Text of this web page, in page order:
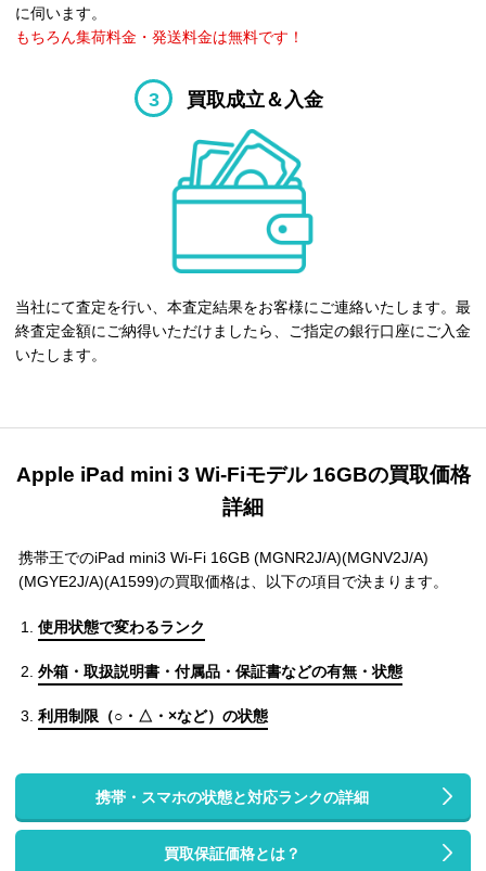
に伺います。
もちろん集荷料金・発送料金は無料です！
3 買取成立＆入金
当社にて査定を行い、本査定結果をお客様にご連絡いたします。最
終査定金額にご納得いただけましたら、ご指定の銀行口座にご入金
いたします。
Apple iPad mini 3 Wi-Fiモデル 16GBの買取価格
詳細
携帯王でのiPad mini3 Wi-Fi 16GB (MGNR2J/A)(MGNV2J/A)
(MGYE2J/A)(A1599)の買取価格は、以下の項目で決まります。
使用状態で変わるランク
外箱・取扱説明書・付属品・保証書などの有無・状態
利用制限（○・△・×など）の状態
携帯・スマホの状態と対応ランクの詳細
買取保証価格とは？